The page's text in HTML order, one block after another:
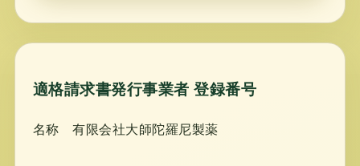
適格請求書発行事業者 登録番号
名称 有限会社大師陀羅尼製薬